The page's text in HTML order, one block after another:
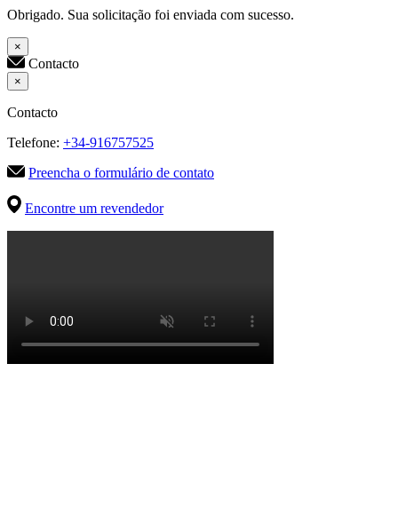
Obrigado. Sua solicitação foi enviada com sucesso.
×
Contacto
×
Contacto
Telefone: +34-916757525
Preencha o formulário de contato
Encontre um revendedor